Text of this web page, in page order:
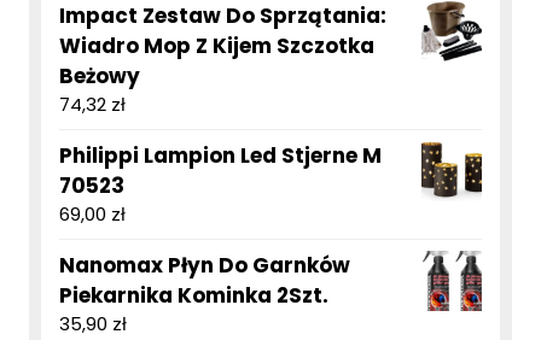
Impact Zestaw Do Sprzątania:
Wiadro Mop Z Kijem Szczotka
Beżowy
74,32 zł
Philippi Lampion Led Stjerne M
70523
69,00 zł
Nanomax Płyn Do Garnków
Piekarnika Kominka 2Szt.
35,90 zł